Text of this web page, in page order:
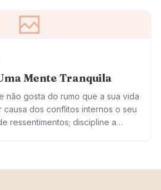
Mente Tranquila
não gosta do rumo que a sua vida
causa dos conflitos internos o seu
ressentimentos; discipline a…